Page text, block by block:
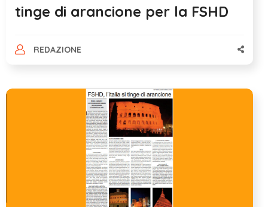
tinge di arancione per la FSHD
REDAZIONE